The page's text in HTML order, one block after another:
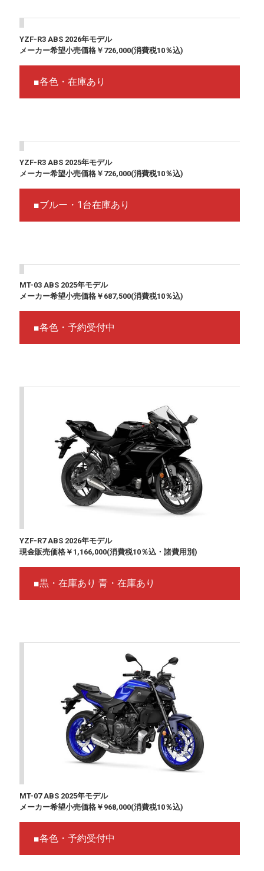
YZF-R3 ABS 2026年モデル
メーカー希望小売価格￥726,000(消費税10％込)
■各色・在庫あり
YZF-R3 ABS 2025年モデル
メーカー希望小売価格￥726,000(消費税10％込)
■ブルー・1台在庫あり
MT-03 ABS 2025年モデル
メーカー希望小売価格￥687,500(消費税10％込)
■各色・予約受付中
YZF-R7 ABS 2026年モデル
現金販売価格￥1,166,000(消費税10％込・諸費用別)
■黒・在庫あり 青・在庫あり
MT-07 ABS 2025年モデル
メーカー希望小売価格￥968,000(消費税10％込)
■各色・予約受付中